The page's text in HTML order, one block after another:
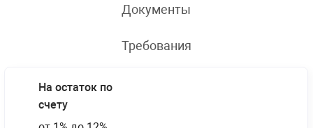
Документы
Требования
На остаток по
счету